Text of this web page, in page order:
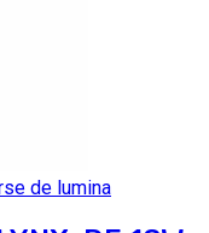
de lumina